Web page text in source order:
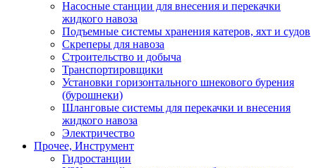
Насосные станции для внесения и перекачки
жидкого навоза
Подъемные системы хранения катеров, яхт и судов
Скреперы для навоза
Строительство и добыча
Транспортировщики
Установки горизонтального шнекового бурения
(бурошнеки)
Шланговые системы для перекачки и внесения
жидкого навоза
Электричество
Прочее, Инструмент
Гидростанции